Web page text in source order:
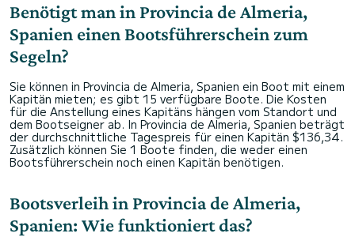
Benötigt man in Provincia de Almeria,
Spanien einen Bootsführerschein zum
Segeln?
Sie können in Provincia de Almeria, Spanien ein Boot mit einem
Kapitän mieten; es gibt 15 verfügbare Boote. Die Kosten
für die Anstellung eines Kapitäns hängen vom Standort und
dem Bootseigner ab. In Provincia de Almeria, Spanien beträgt
der durchschnittliche Tagespreis für einen Kapitän $136,34.
Zusätzlich können Sie 1 Boote finden, die weder einen
Bootsführerschein noch einen Kapitän benötigen.
Bootsverleih in Provincia de Almeria,
Spanien: Wie funktioniert das?